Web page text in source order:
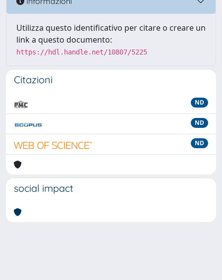
Utilizza questo identificativo per citare o creare un
link a questo documento:
https://hdl.handle.net/10807/5225
Citazioni
ND
ND
ND
social impact